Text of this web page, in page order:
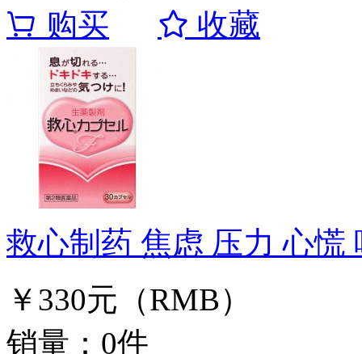
购买
收藏
救心制药 焦虑 压力 心慌
￥330元（RMB）
销量：0件